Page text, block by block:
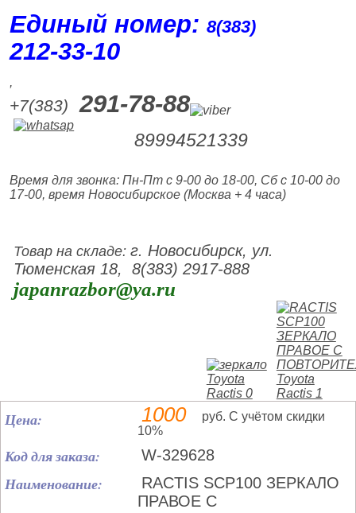
Единый номер:8(383)
212‑33‑10
,
+7(383) 291-78-88
89994521339
Время для звонка: Пн-Пт с 9-00 до 18-00, Сб с 10-00 до
17-00, время Новосибирское (Москва + 4 часа)
Товар на складе:г. Новосибирск, ул.
Тюменская 18, 8(383) 2917-888
japanrazbor@ya.ru
Цена: 1000
руб. С учётом скидки
10%
Код для заказа: W-329628
Наименование:
RACTIS SCP100 ЗЕРКАЛО
ПРАВОЕ С